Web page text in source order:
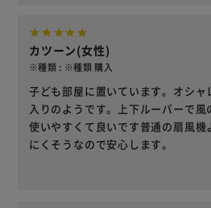
カツーン(女性)
※種類 : ※種類 購入
子ども部屋に置いています。オシャ
入りのようです。上下ルーバーで
使いやすくて良いです普通の扇風機
にくそうなので安心します。